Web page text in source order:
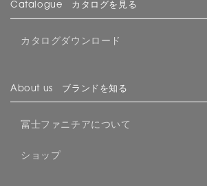
Catalogue カタログを見る
カタログダウンロード
About us ブランドを知る
冨士ファニチアについて
ショップ